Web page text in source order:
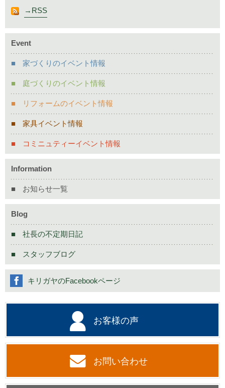
RSS
Event
家づくりのイベント情報
庭づくりのイベント情報
リフォームのイベント情報
家具イベント情報
コミニュティーイベント情報
Information
お知らせ一覧
Blog
社長の不定期日記
スタッフブログ
お客様の声
お問い合わせ
キリガヤのFacebookページ